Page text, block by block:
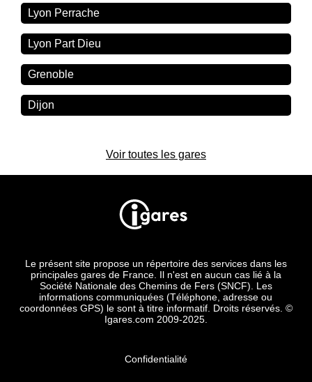
Lyon Perrache
Lyon Part Dieu
Grenoble
Dijon
Voir toutes les gares
Le présent site propose un répertoire des services dans les
principales gares de France. Il n'est en aucun cas lié à la
Société Nationale des Chemins de Fers (SNCF). Les
informations communiquées (Téléphone, adresse ou
coordonnées GPS) le sont à titre informatif. Droits réservés. ©
Igares.com 2009-2025.
Confidentialité